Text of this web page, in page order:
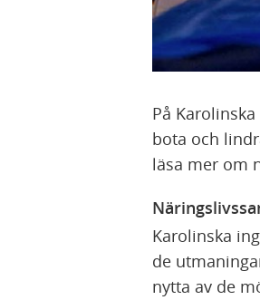
På
bota och
läsa mer om
Karolinska
de
nytta av de